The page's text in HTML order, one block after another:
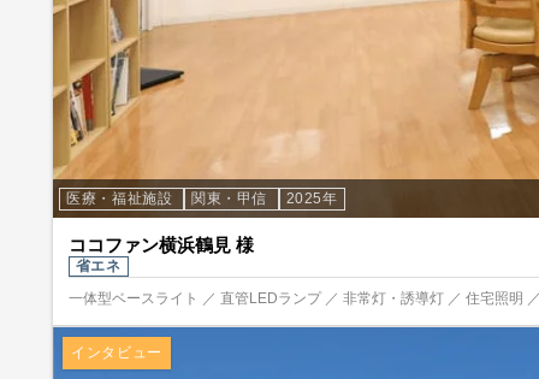
医療・福祉施設 関東・甲信 2025年
ココファン横浜鶴見 様
省エネ
一体型ベースライト ／ 直管LEDランプ ／ 非常灯・誘導灯 ／ 住宅照明
インタビュー